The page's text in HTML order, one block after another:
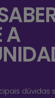
A
dúvidas